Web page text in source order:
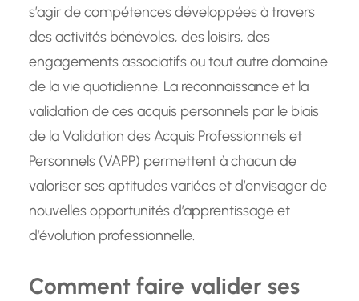
s’agir de compétences développées à travers
des activités bénévoles, des loisirs, des
engagements associatifs ou tout autre domaine
de la vie quotidienne. La reconnaissance et la
validation de ces acquis personnels par le biais
de la Validation des Acquis Professionnels et
Personnels (VAPP) permettent à chacun de
valoriser ses aptitudes variées et d’envisager de
nouvelles opportunités d’apprentissage et
d’évolution professionnelle.
Comment faire valider ses